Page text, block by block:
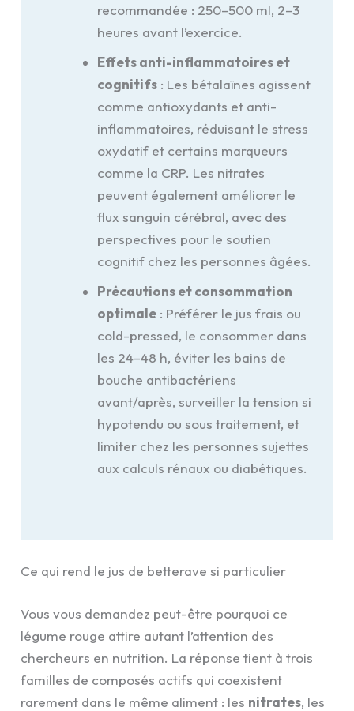
recommandée : 250–500 ml, 2–3
heures avant l’exercice.
Effets anti-inflammatoires et
cognitifs: Les bétalaïnes agissent
comme antioxydants et anti-
inflammatoires, réduisant le stress
oxydatif et certains marqueurs
comme la CRP. Les nitrates
peuvent également améliorer le
flux sanguin cérébral, avec des
perspectives pour le soutien
cognitif chez les personnes âgées.
Précautions et consommation
optimale: Préférer le jus frais ou
cold-pressed, le consommer dans
les 24–48 h, éviter les bains de
bouche antibactériens
avant/après, surveiller la tension si
hypotendu ou sous traitement, et
limiter chez les personnes sujettes
aux calculs rénaux ou diabétiques.
Ce qui rend le jus de betterave si particulier
Vous vous demandez peut-être pourquoi ce
légume rouge attire autant l’attention des
chercheurs en nutrition. La réponse tient à trois
familles de composés actifs qui coexistent
rarement dans le même aliment : les nitrates, les